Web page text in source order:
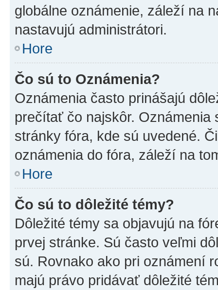
globálne oznámenie, záleží na
nastavujú administrátori.
Hore
Čo sú to Oznámenia?
Oznámenia často prinášajú
prečítať čo najskôr. Oznámenia
stránky fóra, kde sú uvedené.
oznámenia do fóra, záleží na
Hore
Čo sú to dôležité témy?
Dôležité témy sa objavujú na
prvej stránke. Sú často veľmi
sú. Rovnako ako pri oznámení
majú právo pridávať dôležité